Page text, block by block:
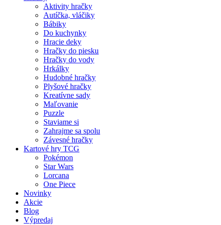
Aktivity hračky
Autíčka, vláčiky
Bábiky
Do kuchynky
Hracie deky
Hračky do piesku
Hračky do vody
Hrkálky
Hudobné hračky
Plyšové hračky
Kreatívne sady
Maľovanie
Puzzle
Staviame si
Zahrajme sa spolu
Závesné hračky
Kartové hry TCG
Pokémon
Star Wars
Lorcana
One Piece
Novinky
Akcie
Blog
Výpredaj